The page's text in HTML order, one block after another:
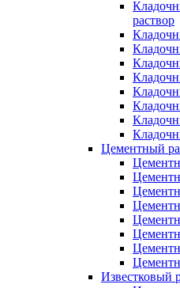
раствор
Цементный
Известковый